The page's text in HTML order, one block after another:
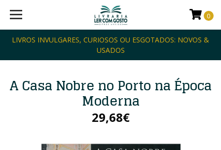
LIVROS INVULGARES, CURIOSOS OU ESGOTADOS: NOVOS &
USADOS
0
A Casa Nobre no Porto na Época
Moderna
29,68€